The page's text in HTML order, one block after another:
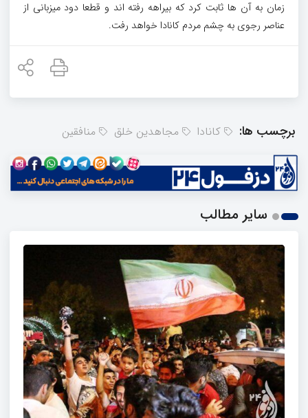
زمان به آن ها ثابت کرد که بیراهه رفته اند و قطعا دود میزبانی از
عناصر رجوی به چشم مردم کانادا خواهد رفت.
برچسب ها: کانادا مجاهدین خلق منافقین
سایر مطالب